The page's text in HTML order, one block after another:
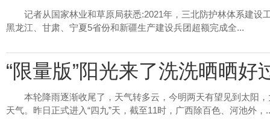
记者从国家林业和草原局获悉:2021年，三北防护林体系建设
黑龙江、甘肃、宁夏5省份和新疆生产建设兵团超额完成全...
“限量版”阳光来了洗洗晒晒好
本轮降雨逐渐收尾了，天气转多云，今明两天有望见到太阳
天气。昨日正式进入“四九”天，截至11时，广西除百色、河池外，